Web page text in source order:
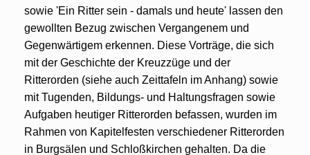
sowie 'Ein Ritter sein - damals und heute' lassen den
gewollten Bezug zwischen Vergangenem und
Gegenwärtigem erkennen. Diese Vorträge, die sich
mit der Geschichte der Kreuzzüge und der
Ritterorden (siehe auch Zeittafeln im Anhang) sowie
mit Tugenden, Bildungs- und Haltungsfragen sowie
Aufgaben heutiger Ritterorden befassen, wurden im
Rahmen von Kapitelfesten verschiedener Ritterorden
in Burgsälen und Schloßkirchen gehalten. Da die